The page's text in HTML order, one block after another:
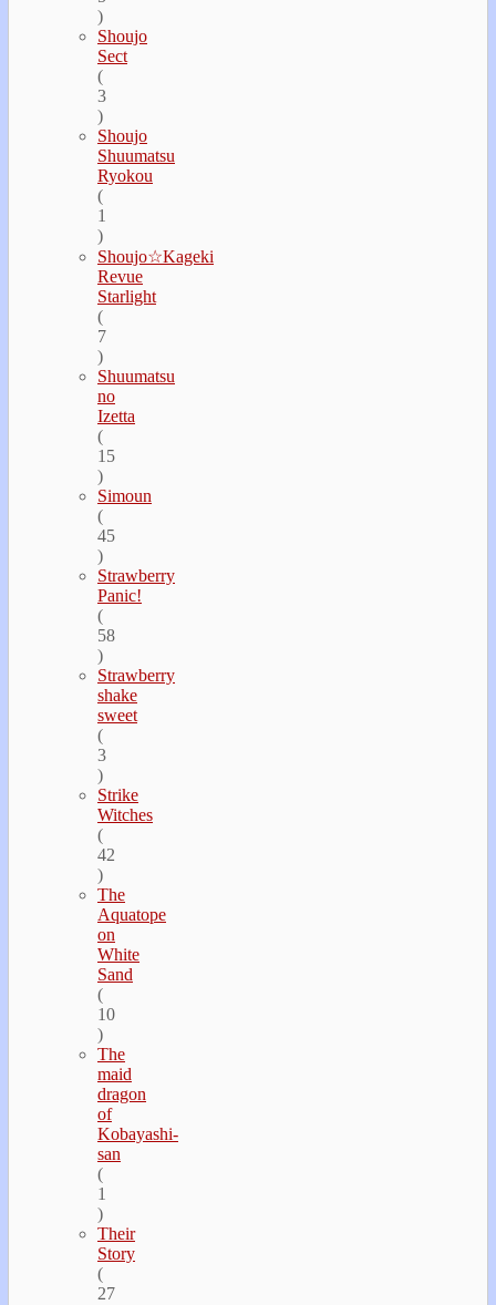
)
Shoujo
Sect
(
3
)
Shoujo
Shuumatsu
Ryokou
(
1
)
Shoujo☆Kageki
Revue
Starlight
(
7
)
Shuumatsu
no
Izetta
(
15
)
Simoun
(
45
)
Strawberry
Panic!
(
58
)
Strawberry
shake
sweet
(
3
)
Strike
Witches
(
42
)
The
Aquatope
on
White
Sand
(
10
)
The
maid
dragon
of
Kobayashi-
san
(
1
)
Their
Story
(
27